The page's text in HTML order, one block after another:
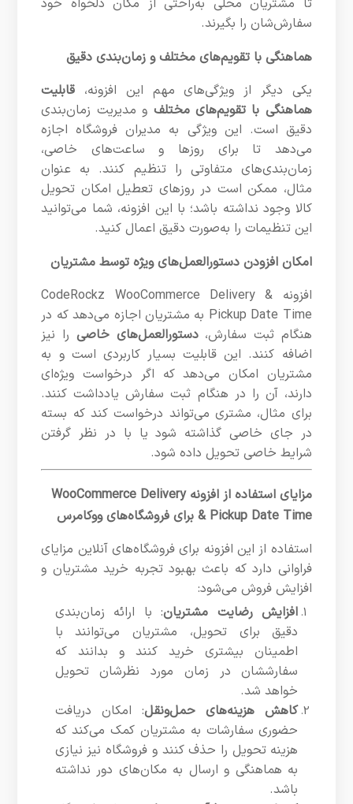
تا مشتریان محلی به‌راحتی از مکان دلخواه خود
سفارش‌شان را بگیرند.
هماهنگی با تقویم‌های مختلف و زمان‌بندی دقیق
یکی دیگر از ویژگی‌های مهم این افزونه، قابلیت
هماهنگی با تقویم‌های مختلف و مدیریت زمان‌بندی
دقیق است. این ویژگی به مدیران فروشگاه اجازه
می‌دهد تا برای روزها و ساعت‌های خاصی،
زمان‌بندی‌های متفاوتی را تنظیم کنند. به عنوان
مثال، ممکن است در روزهای تعطیل امکان تحویل
کالا وجود نداشته باشد؛ با این افزونه، شما می‌توانید
این تنظیمات را به‌صورت دقیق اعمال کنید.
امکان افزودن دستورالعمل‌های ویژه توسط مشتریان
افزونه CodeRockz WooCommerce Delivery &
Pickup Date Time به مشتریان اجازه می‌دهد که در
هنگام ثبت سفارش،دستورالعمل‌های خاصی را نیز
اضافه کنند. این قابلیت بسیار کاربردی است و به
مشتریان امکان می‌دهد که اگر درخواست ویژه‌ای
دارند، آن را در هنگام ثبت سفارش یادداشت کنند.
برای مثال، مشتری می‌تواند درخواست کند که بسته
در جای خاصی گذاشته شود یا با در نظر گرفتن
شرایط خاصی تحویل داده شود.
مزایای استفاده از افزونه WooCommerce Delivery
& Pickup Date Time برای فروشگاه‌های ووکامرس
استفاده از این افزونه برای فروشگاه‌های آنلاین مزایای
فراوانی دارد که باعث بهبود تجربه خرید مشتریان و
افزایش فروش می‌شود:
افزایش رضایت مشتریان: با ارائه زمان‌بندی
دقیق برای تحویل، مشتریان می‌توانند با
اطمینان بیشتری خرید کنند و بدانند که
سفارششان در زمان مورد نظرشان تحویل
خواهد شد.
کاهش هزینه‌های حمل‌ونقل: امکان دریافت
حضوری سفارشات به مشتریان کمک می‌کند که
هزینه تحویل را حذف کنند و فروشگاه نیز نیازی
به هماهنگی و ارسال به مکان‌های دور نداشته
باشد.